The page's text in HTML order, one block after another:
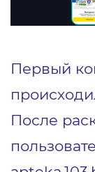
Первый
После